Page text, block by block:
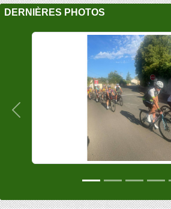
DERNIÈRES PHOTOS
Précedent